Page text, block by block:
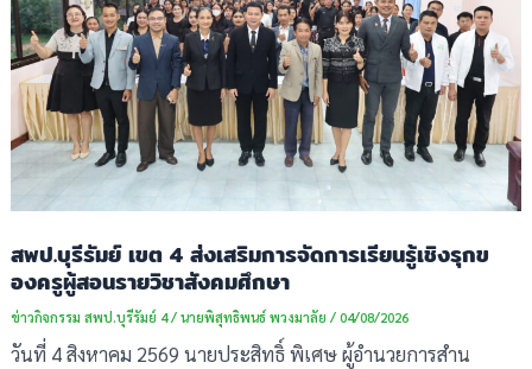
สพป.บุรีรัมย์ เขต 4 ส่งเสริมการจัดการเรียนรู้เชิงรุกข
องครูผู้สอนรายวิชาสังคมศึกษา
ข่าวกิจกรรม สพป.บุรีรัมย์ 4/ นายพิสุทธิพนธ์ พวงมาลัย / 04/08/2026
วันที่ 4 สิงหาคม 2569 นายประสิทธิ์ พิเศษ ผู้อำนวยการสำน